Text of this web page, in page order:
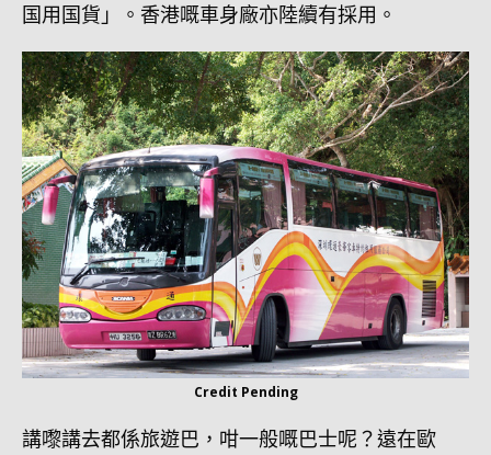
国用国貨」。香港嘅車身廠亦陸續有採用。
Credit Pending
講嚟講去都係旅遊巴，咁一般嘅巴士呢？遠在歐